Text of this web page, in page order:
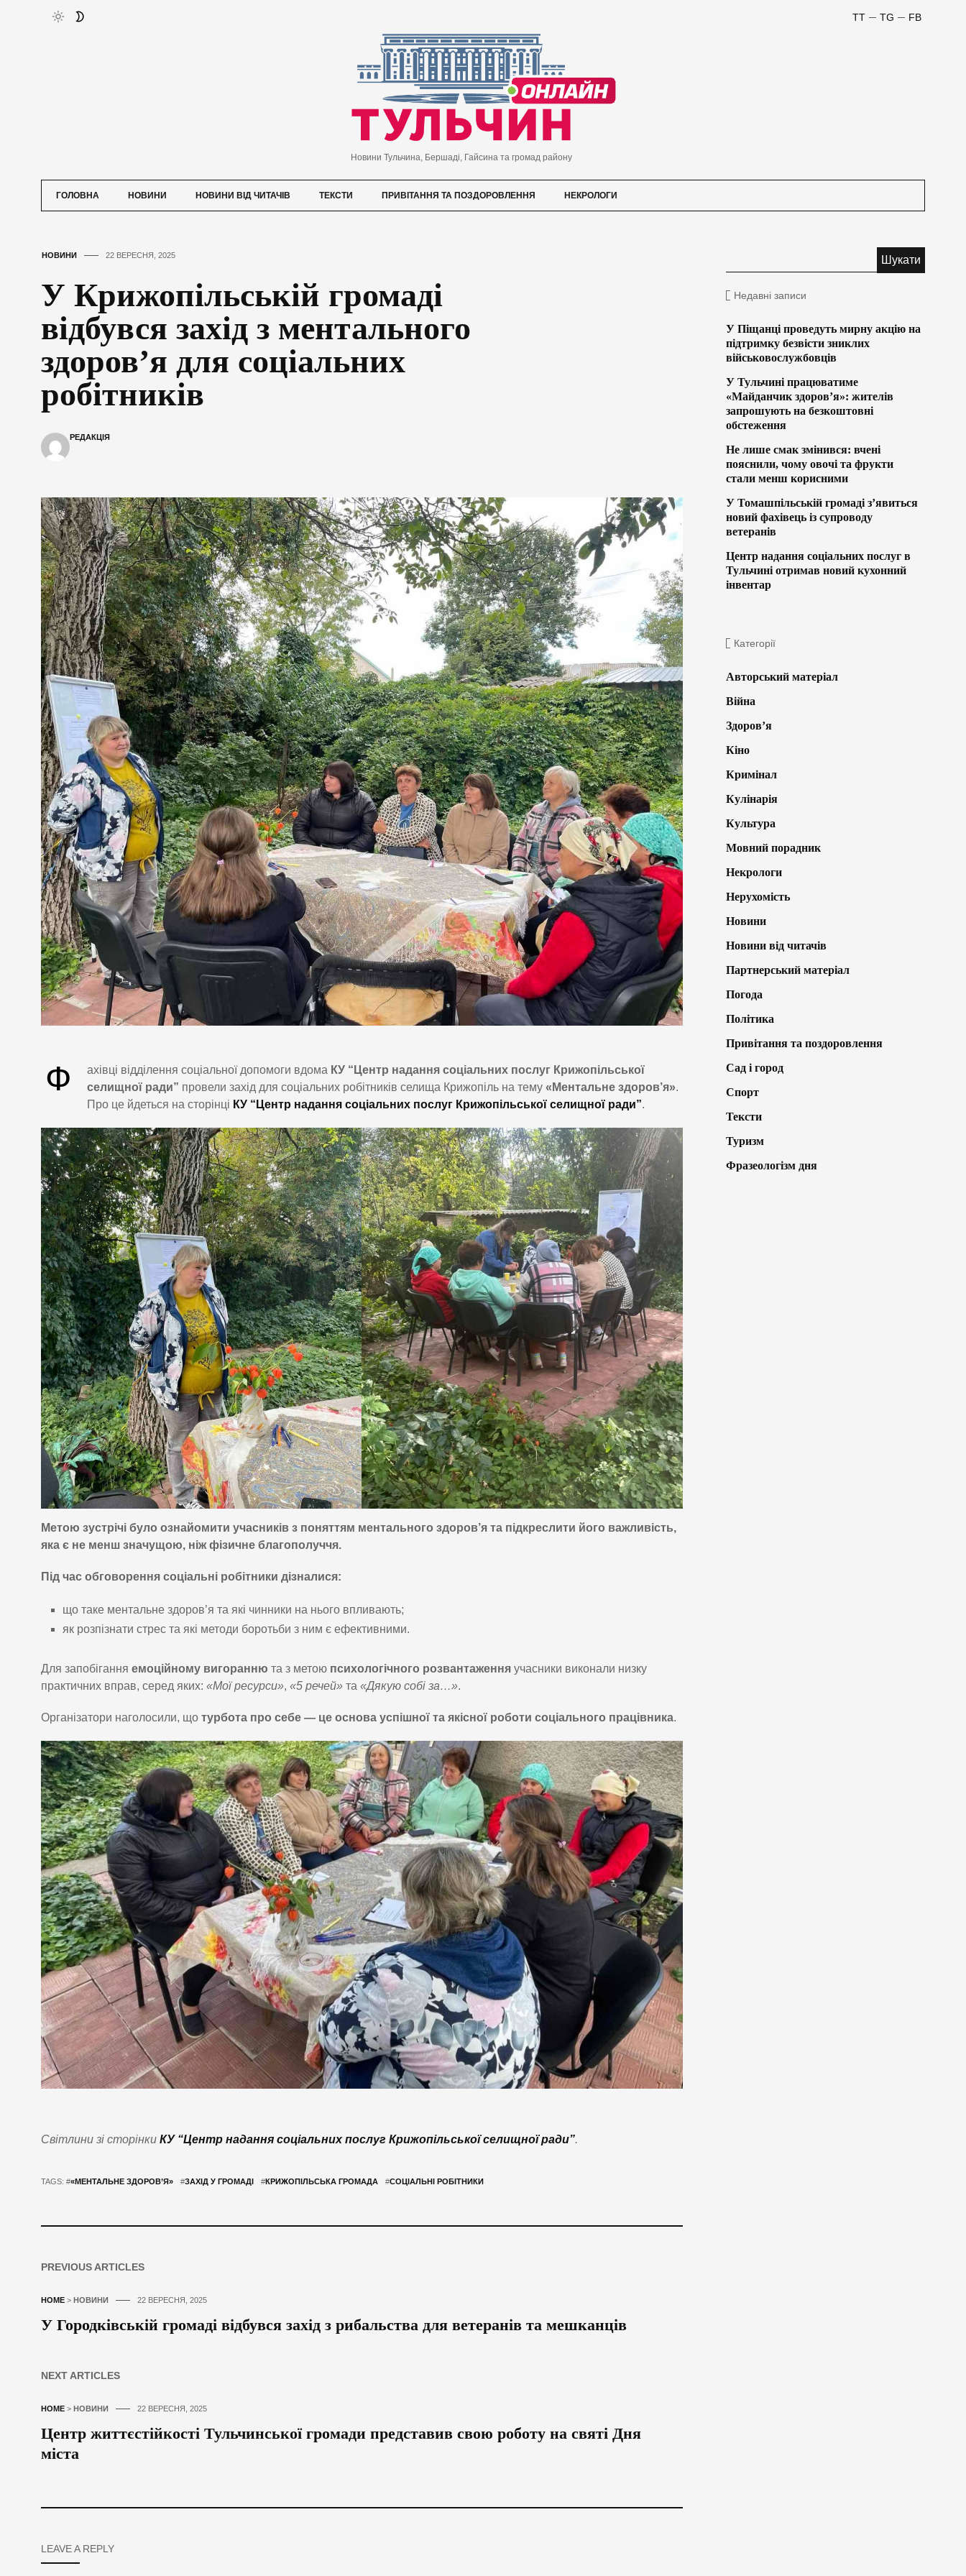
FB
TG
TT
Новини Тульчина, Бершаді, Гайсина та громад району
ГОЛОВНА НОВИНИ НОВИНИ ВІД ЧИТАЧІВ ТЕКСТИ ПРИВІТАННЯ ТА ПОЗДОРОВЛЕННЯ НЕКРОЛОГИ
НОВИНИ 22 ВЕРЕСНЯ, 2025
У Крижопільській громаді
відбувся захід з ментального
здоров’я для соціальних
робітників
РЕДАКЦІЯ
Ф ахівці відділення соціальної допомоги вдома КУ “Центр надання соціальних послуг Крижопільської
селищної ради” провели захід для соціальних робітників селища Крижопіль на тему «Ментальне здоров’я».
Про це йдеться на сторінці КУ “Центр надання соціальних послуг Крижопільської селищної ради”.
Метою зустрічі було ознайомити учасників з поняттям ментального здоров’я та підкреслити його важливість,
яка є не менш значущою, ніж фізичне благополуччя.
Під час обговорення соціальні робітники дізналися:
що таке ментальне здоров’я та які чинники на нього впливають;
як розпізнати стрес та які методи боротьби з ним є ефективними.
Для запобігання емоційному вигоранню та з метою психологічного розвантаження учасники виконали низку
практичних вправ, серед яких: «Мої ресурси», «5 речей» та «Дякую собі за…».
Організатори наголосили, що турбота про себе — це основа успішної та якісної роботи соціального працівника.
Світлини зі сторінки КУ “Центр надання соціальних послуг Крижопільської селищної ради”.
TAGS: #«МЕНТАЛЬНЕ ЗДОРОВ’Я» #ЗАХІД У ГРОМАДІ #КРИЖОПІЛЬСЬКА ГРОМАДА #СОЦІАЛЬНІ РОБІТНИКИ
PREVIOUS ARTICLES
HOME > НОВИНИ 22 ВЕРЕСНЯ, 2025
У Городківській громаді відбувся захід з рибальства для ветеранів та мешканців
NEXT ARTICLES
HOME > НОВИНИ 22 ВЕРЕСНЯ, 2025
Центр життєстійкості Тульчинської громади представив свою роботу на святі Дня
міста
LEAVE A REPLY
Недавні записи
У Піщанці проведуть мирну акцію на
підтримку безвісти зниклих
військовослужбовців
У Тульчині працюватиме
«Майданчик здоров’я»: жителів
запрошують на безкоштовні
обстеження
Не лише смак змінився: вчені
пояснили, чому овочі та фрукти
стали менш корисними
У Томашпільській громаді з’явиться
новий фахівець із супроводу
ветеранів
Центр надання соціальних послуг в
Тульчині отримав новий кухонний
інвентар
Категорії
Авторський матеріал
Війна
Здоров’я
Кіно
Кримінал
Кулінарія
Культура
Мовний порадник
Некрологи
Нерухомість
Новини
Новини від читачів
Партнерський матеріал
Погода
Політика
Привітання та поздоровлення
Сад і город
Спорт
Тексти
Туризм
Фразеологізм дня